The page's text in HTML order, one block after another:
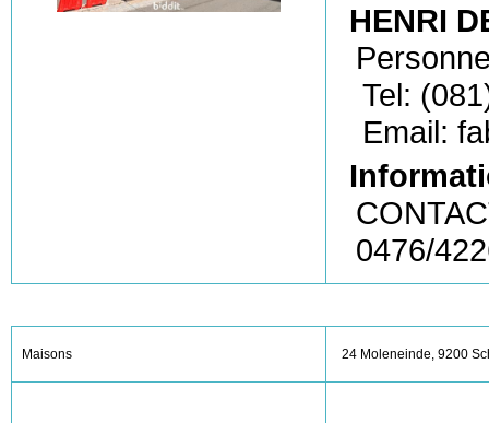
HENRI
Tel:
Email:
0476/
Maisons 24 Moleneinde, 9200